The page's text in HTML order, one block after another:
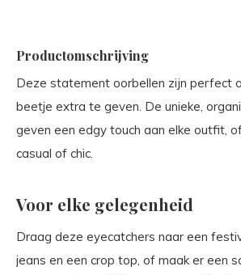
Productomschrijving
Deze statement oorbellen zijn perfect
beetje extra te geven. De unieke,
geven een edgy touch aan elke outfit,
casual of chic.
Voor elke gelegenheid
Draag deze eyecatchers naar een
jeans en een crop top, of maak er een